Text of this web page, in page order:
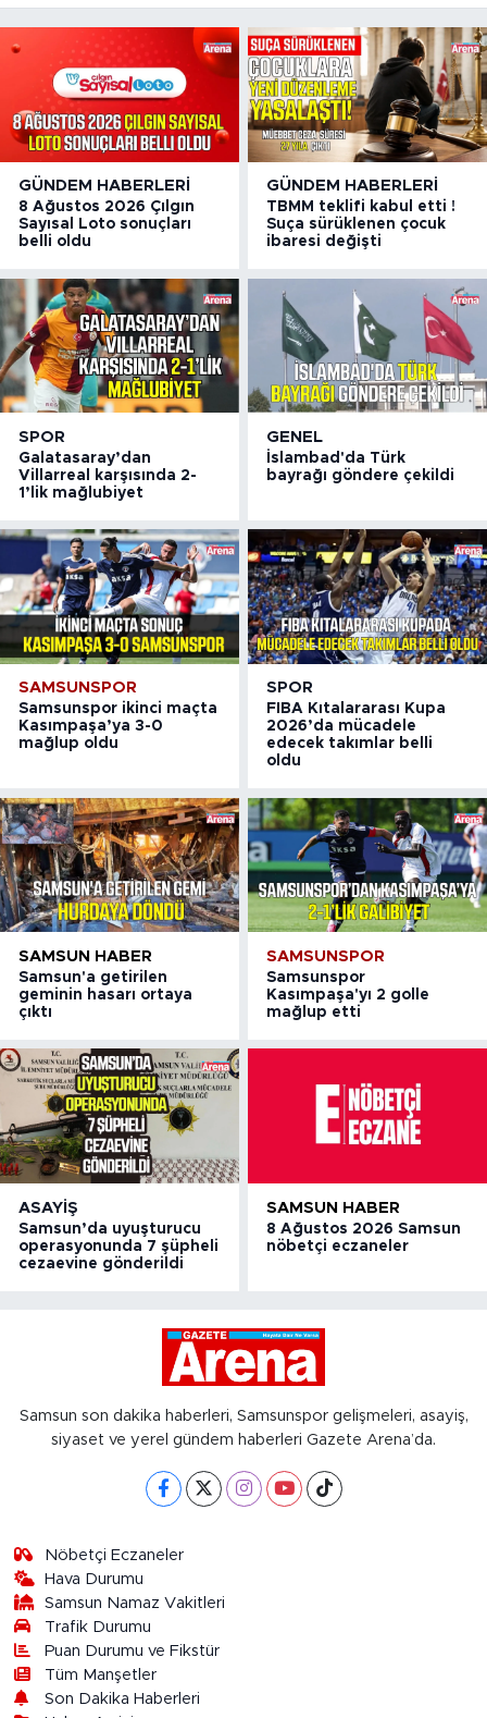
GÜNDEM HABERLERI
8 Ağustos 2026 Çılgın
Sayısal Loto sonuçları
belli oldu
GÜNDEM HABERLERI
TBMM teklifi kabul etti !
Suça sürüklenen çocuk
ibaresi değişti
SPOR
Galatasaray’dan
Villarreal karşısında 2-
1’lik mağlubiyet
GENEL
İslambad'da Türk
bayrağı göndere çekildi
SAMSUNSPOR
Samsunspor ikinci maçta
Kasımpaşa’ya 3-0
mağlup oldu
SPOR
FIBA Kıtalararası Kupa
2026’da mücadele
edecek takımlar belli
oldu
SAMSUN HABER
Samsun'a getirilen
geminin hasarı ortaya
çıktı
SAMSUNSPOR
Samsunspor
Kasımpaşa'yı 2 golle
mağlup etti
ASAYIŞ
Samsun’da uyuşturucu
operasyonunda 7 şüpheli
cezaevine gönderildi
SAMSUN HABER
8 Ağustos 2026 Samsun
nöbetçi eczaneler
Samsun son dakika haberleri, Samsunspor gelişmeleri, asayiş,
siyaset ve yerel gündem haberleri Gazete Arena’da.
Nöbetçi Eczaneler
Hava Durumu
Samsun Namaz Vakitleri
Trafik Durumu
Puan Durumu ve Fikstür
Tüm Manşetler
Son Dakika Haberleri